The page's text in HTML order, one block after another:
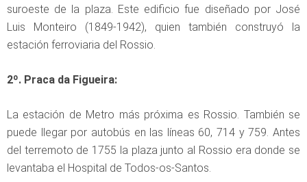
suroeste de la plaza. Este edificio fue diseñado por José
Luis Monteiro (1849-1942), quien también construyó la
estación ferroviaria del Rossio.
2º. Praca da Figueira:
La estación de Metro más próxima es Rossio. También se
puede llegar por autobús en las líneas 60, 714 y 759. Antes
del terremoto de 1755 la plaza junto al Rossio era donde se
levantaba el Hospital de Todos-os-Santos.